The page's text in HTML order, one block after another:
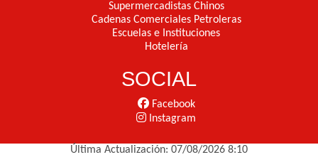
Supermercadistas Chinos
Cadenas Comerciales Petroleras
Escuelas e Instituciones
Hotelería
SOCIAL
Facebook
Instagram
Última Actualización: 07/08/2026 8:10